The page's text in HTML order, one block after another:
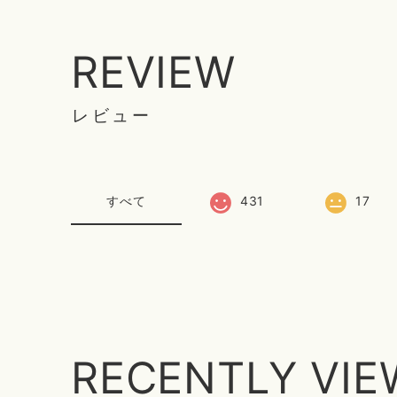
REVIEW
レビュー
すべて 431 17
RECENTLY